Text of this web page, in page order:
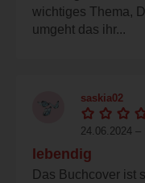
wichtiges Thema,
umgeht das ihr...
saskia02
24.06.2024 –
lebendig
Das Buchcover ist